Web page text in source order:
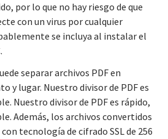
por lo que no hay riesgo de que
con un virus por cualquier
se incluya al instalar el
separar archivos PDF en
y lugar. Nuestro divisor de PDF es
Nuestro divisor de PDF es rápido,
Además, los archivos convertidos
tecnología de cifrado SSL de 256